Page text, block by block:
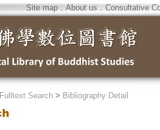
Site map．About us ． Consultative
Fulltext Search > Bibliography Detail